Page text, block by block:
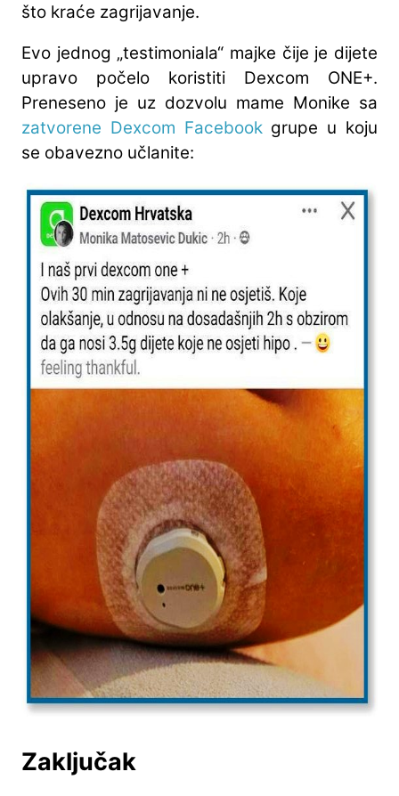
što kraće zagrijavanje.
Evo jednog „testimoniala“ majke čije je dijete
upravo počelo koristiti Dexcom ONE+.
Preneseno je uz dozvolu mame Monike sa
zatvorene Dexcom Facebookgrupe u koju
se obavezno učlanite:
Zaključak